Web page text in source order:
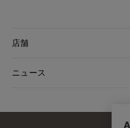
店舗
ニュース